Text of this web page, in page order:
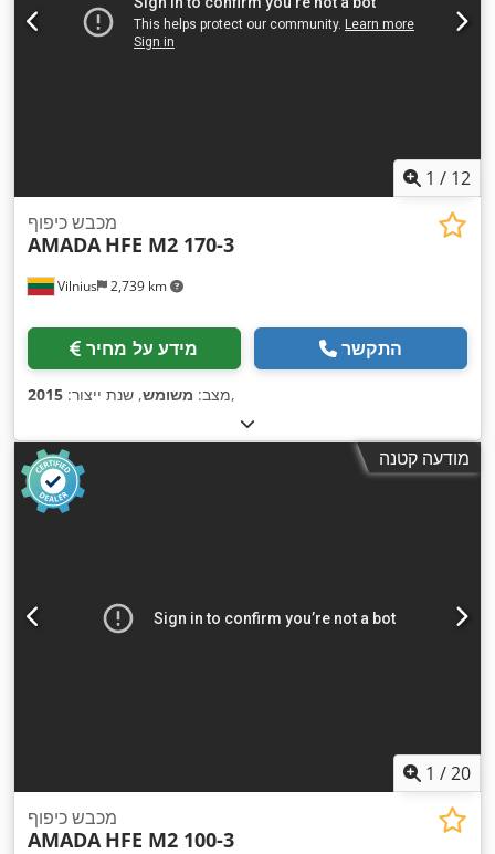
1 / 12
Vilnius 2,739 km
מכבש כיפוף
AMADA HFE M2 170-3
מידע על מחיר התקשר
מצב: משומש, שנת ייצור: 2015 ,
מודעה קטנה
1 /20
מכבש כיפוף
AMADA HFE M2 100-3